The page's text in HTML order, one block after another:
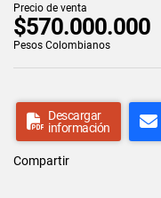
Precio de venta
$570.000.000
Pesos Colombianos
Descargar
información
Compartir